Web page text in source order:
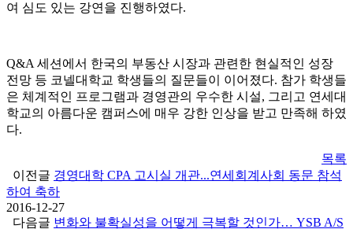
여 심도 있는 강연을 진행하였다.
Q&A 세션에서 한국의 부동산 시장과 관련한 현실적인 성장
전망 등 코넬대학교 학생들의 질문들이 이어졌다. 참가 학생들
은 체계적인 프로그램과 경영관의 우수한 시설, 그리고 연세대
학교의 아름다운 캠퍼스에 매우 강한 인상을 받고 만족해 하였
다.
목록
이전글 경영대학 CPA 고시실 개관...연세회계사회 동문 참석
하여 축하
2016-12-27
다음글 변화와 불확실성을 어떻게 극복할 것인가… YSB A/S